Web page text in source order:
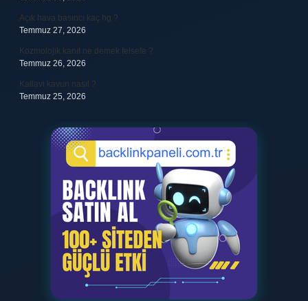
Açık hava basıncı kaç hg ?
Temmuz 27, 2026
Kozmolojik kanıt ne demek felsefe ?
Temmuz 26, 2026
Kallavi kavun nasıl ?
Temmuz 25, 2026